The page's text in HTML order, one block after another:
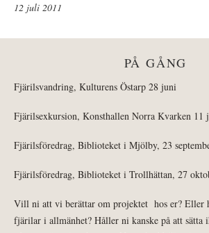
12 juli 2011
PÅ GÅNG
Fjärilsvandring, Kulturens Östarp 28 juni
Fjärilsexkursion, Konsthallen Norra Kvarken 11
Fjärilsföredrag, Biblioteket i Mjölby, 23
Fjärilsföredrag, Biblioteket i Trollhättan, 27
Vill ni att vi berättar om projektet hos er? Eller
fjärilar i allmänhet? Håller ni kanske på att sätta